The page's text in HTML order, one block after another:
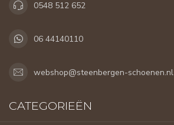
0548 512 652
06 44140110
webshop@steenbergen-schoenen.nl
CATEGORIEËN